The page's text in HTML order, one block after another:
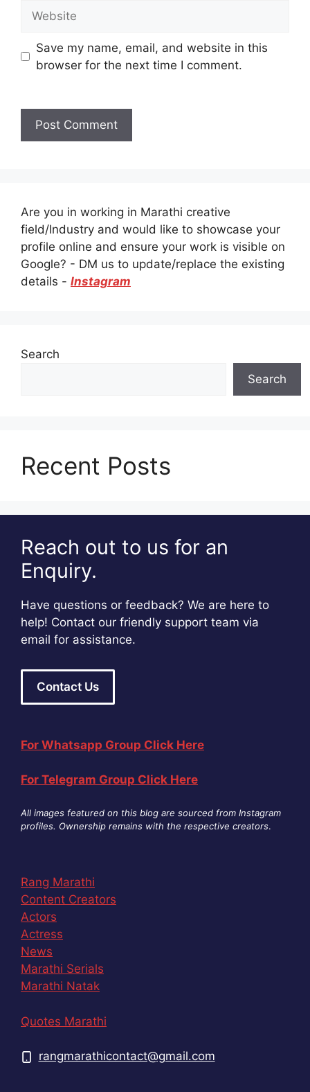
Save my name, email, and website in this
browser for the next time I comment.
Are you in working in Marathi creative
field/Industry and would like to showcase your
profile online and ensure your work is visible on
Google? - DM us to update/replace the existing
details - Instagram
Search
Search
Recent Posts
Reach out to us for an
Enquiry.
Have questions or feedback? We are here to
help! Contact our friendly support team via
email for assistance.
Contact Us
For Whatsapp Group Click Here
For Telegram Group Click Here
All images featured on this blog are sourced from Instagram
profiles. Ownership remains with the respective creators.
Rang Marathi
Content Creators
Actors
Actress
News
Marathi Serials
Marathi Natak
Quotes Marathi
rangmarathicontact@gmail.com